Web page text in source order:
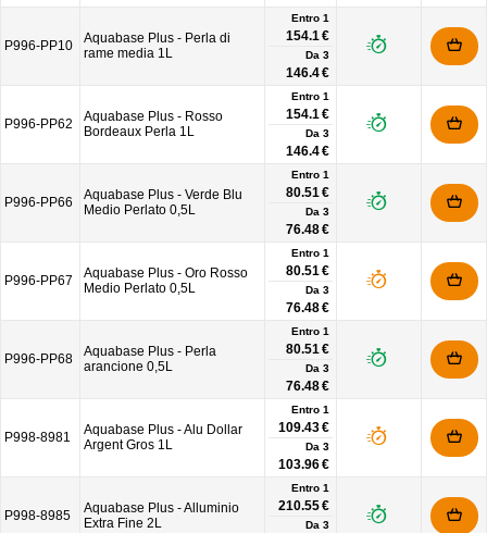
P996-PP10
Aquabase Plus - Perla di
rame media 1L
Entro 1
154.1 €
Da 3
146.4 €
P996-PP62
Aquabase Plus - Rosso
Bordeaux Perla 1L
Entro 1
154.1 €
Da 3
146.4 €
P996-PP66
Aquabase Plus - Verde Blu
Medio Perlato 0,5L
Entro 1
80.51 €
Da 3
76.48 €
P996-PP67
Aquabase Plus - Oro Rosso
Medio Perlato 0,5L
Entro 1
80.51 €
Da 3
76.48 €
P996-PP68
Aquabase Plus - Perla
arancione 0,5L
Entro 1
80.51 €
Da 3
76.48 €
P998-8981
Aquabase Plus - Alu Dollar
Argent Gros 1L
Entro 1
109.43 €
Da 3
103.96 €
P998-8985
Aquabase Plus - Alluminio
Extra Fine 2L
Entro 1
210.55 €
Da 3